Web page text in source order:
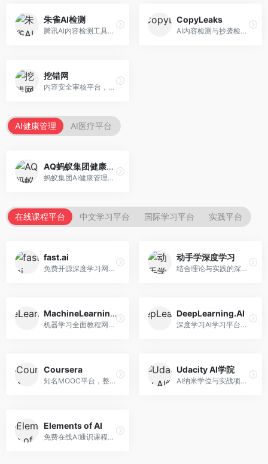
朱雀AI检测
腾讯AI内容检测工具，专注于中文内容识别。面向中文用户，提供AI内容检测、文本分析、报告生成等服务，中文检测专业。
CopyLeaks
AI内容检测与抄袭检测平台，专注于内容原创性验证。面向教育机构和出版商，提供AI检测、抄袭检测、多语言支持等服务，检测全面。
挖错网
内容安全审核平台，专注于违规内容检测。面向企业和平台，提供内容审核、敏感词检测、风险预警等服务，安全审核专业。
AI健康管理 AI医疗平台
AQ蚂蚁集团健康管家
蚂蚁集团AI健康管理服务，专注于个人健康监测。面向个人用户，提供健康评估、慢病管理、健康建议等服务，健康管理便捷。
在线课程平台 中文学习平台 国际学习平台 实践平台
fast.ai
免费开源深度学习网站，专注于实用AI教学。面向开发者，提供免费深度学习课程、实战项目、代码库等资源，学习门槛低。
动手学深度学习
结合理论与实践的深度学习教材，专注于代码驱动学习。面向学生和开发者，提供深度学习理论、代码实现、练习题等资源，学习体验好。
MachineLearningMastery
机器学习全面教程网站，专注于实用技能教学。面向开发者，提供机器学习算法、Python实现、项目实战等教程，实用性强。
DeepLearning.AI
深度学习AI学习平台，由吴恩达创立。面向AI学习者，提供深度学习专项课程、AI新闻、技术社区等资源，课程质量权威。
Coursera
知名MOOC平台，整合全球顶尖大学课程资源。面向学习者，提供AI、机器学习、深度学习等课程，证书认可度高，课程质量专业。
Udacity AI学院
AI纳米学位与实战项目平台，专注于职业导向学习。面向AI从业者，提供机器学习、深度学习、计算机视觉等纳米学位，项目实战性强。
Elements of AI
免费在线AI通识课程，专注于AI基础知识普及。面向普通大众，提供AI概念、原理、应用等入门知识，语言通俗易懂。